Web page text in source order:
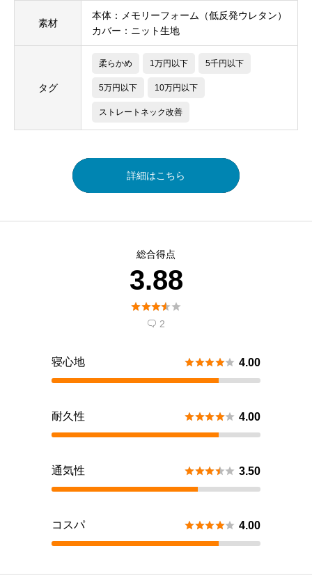
素材
本体：メモリーフォーム（低反発ウレタン）
カバー：ニット生地
タグ
柔らかめ 1万円以下 5千円以下
5万円以下 10万円以下
ストレートネック改善
詳細はこちら
総合得点
3.88

 2
寝心地  4.00
耐久性  4.00
通気性  3.50
コスパ  4.00